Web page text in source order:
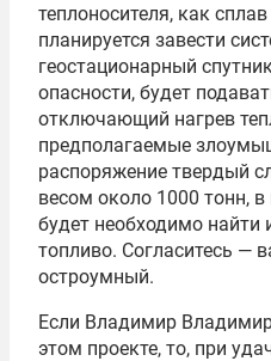
теплоносителя, как
планируется завести
геостационарный
опасности, будет
отключающий нагрев
предполагаемые
распоряжение твердый
весом около 1000 тонн,
будет необходимо найти
топливо. Согласитесь —
остроумный.
Если Владимир
этом проекте, то, при